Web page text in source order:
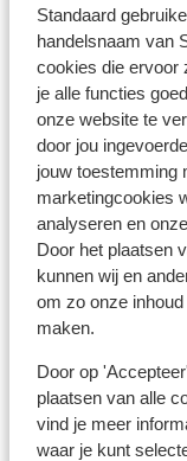
Standaard
handelsnaam van
cookies die ervoor
je alle functies
onze website te
door jou
jouw toestemming
marketingcookies
analyseren en
Door het plaatsen
kunnen wij en
om zo onze
maken.
Door op
plaatsen van alle
vind je meer
waar je kunt
Meest geboekt
8.9
wederom een
mooi en goed
gemakken
een smaakvolle
wederom een
mooi en goed
gemakken
een smaakvolle
Roel en
Met partner
Locatie